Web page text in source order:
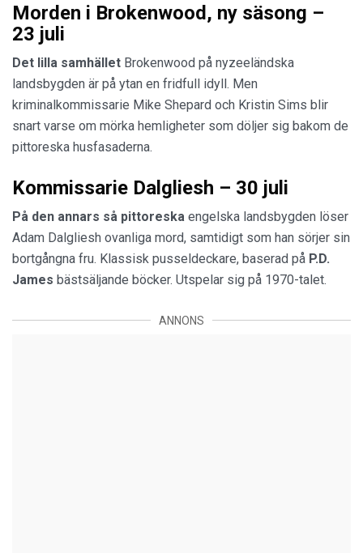
Morden i Brokenwood, ny säsong –
23 juli
Det lilla samhället Brokenwood på nyzeeländska
landsbygden är på ytan en fridfull idyll. Men
kriminalkommissarie Mike Shepard och Kristin Sims blir
snart varse om mörka hemligheter som döljer sig bakom de
pittoreska husfasaderna.
Kommissarie Dalgliesh – 30 juli
På den annars så pittoreska engelska landsbygden löser
Adam Dalgliesh ovanliga mord, samtidigt som han sörjer sin
bortgångna fru. Klassisk pusseldeckare, baserad på P.D.
James bästsäljande böcker. Utspelar sig på 1970-talet.
ANNONS